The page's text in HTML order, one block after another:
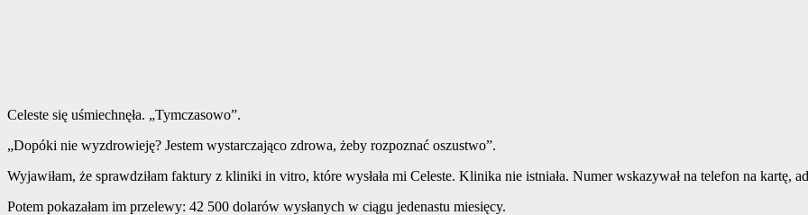
Celeste się uśmiechnęła. „Tymczasowo”.
„Dopóki nie wyzdrowieję? Jestem wystarczająco zdrowa, żeby rozpoznać oszustwo”.
Wyjawiłam, że sprawdziłam faktury z kliniki in vitro, które wysłała mi Celeste. Klinika nie istniała. Numer wskazywał na telefon na kartę,
Potem pokazałam im przelewy: 42 500 dolarów wysłanych w ciągu jedenastu miesięcy.